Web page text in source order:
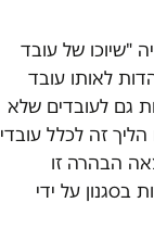
לפיה "שיוכו של עובד
לאותו עובד
גם לעובדים שלא
זה לכלל עובדי
הבהרה זו
בסגנון על ידי